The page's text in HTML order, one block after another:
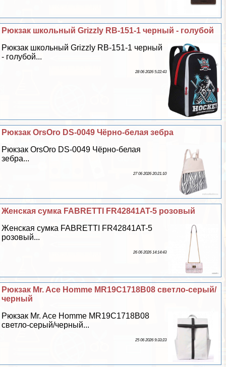
Рюкзак школьный Grizzly RB-151-1 черный - гoлyбой
Рюкзак школьный Grizzly RB-151-1 черный
- гoлyбой...
28 06 2026 5:22:43
Рюкзак OrsOro DS-0049 Чёрно-белая зебра
Рюкзак OrsOro DS-0049 Чёрно-белая
зебра...
27 06 2026 20:21:10
Женская сумка FABRETTI FR42841AT-5 розовый
Женская сумка FABRETTI FR42841AT-5
розовый...
26 06 2026 14:14:43
Рюкзак Mr. Ace Homme MR19C1718B08 светло-серый/
черный
Рюкзак Mr. Ace Homme MR19C1718B08
светло-серый/черный...
25 06 2026 9:33:23